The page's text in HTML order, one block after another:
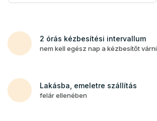
2 órás kézbesítési intervallum
nem kell egész nap a kézbesítőt
Lakásba, emeletre szállítás
felár ellenében